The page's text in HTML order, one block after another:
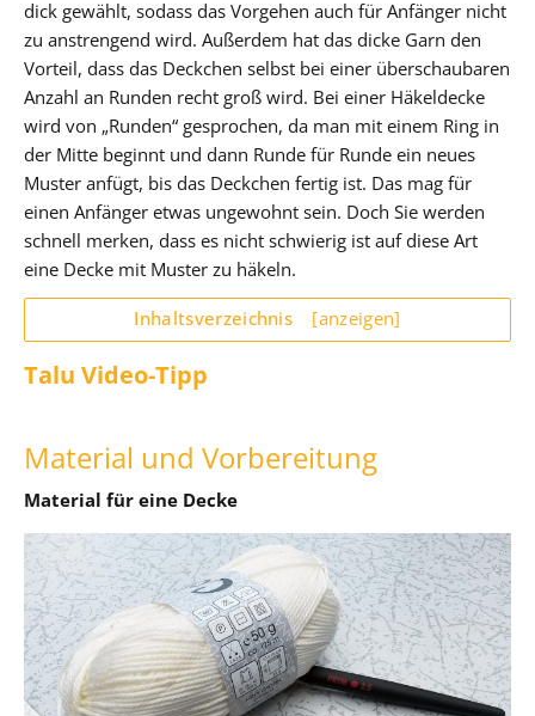
dick gewählt, sodass das Vorgehen auch für Anfänger nicht
zu anstrengend wird. Außerdem hat das dicke Garn den
Vorteil, dass das Deckchen selbst bei einer überschaubaren
Anzahl an Runden recht groß wird. Bei einer Häkeldecke
wird von „Runden“ gesprochen, da man mit einem Ring in
der Mitte beginnt und dann Runde für Runde ein neues
Muster anfügt, bis das Deckchen fertig ist. Das mag für
einen Anfänger etwas ungewohnt sein. Doch Sie werden
schnell merken, dass es nicht schwierig ist auf diese Art
eine Decke mit Muster zu häkeln.
Inhaltsverzeichnis [anzeigen]
Talu Video-Tipp
Material und Vorbereitung
Material für eine Decke